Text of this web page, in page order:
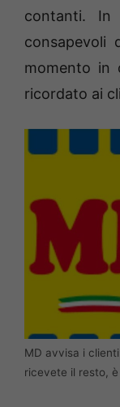
contanti. In
consapevoli
momento in
ricordato ai
MD avvisa i
ricevete il resto,